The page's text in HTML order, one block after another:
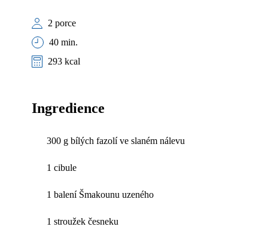
2 porce
40 min.
293 kcal
Ingredience
300 g bílých fazolí ve slaném nálevu
1 cibule
1 balení Šmakounu uzeného
1 stroužek česneku